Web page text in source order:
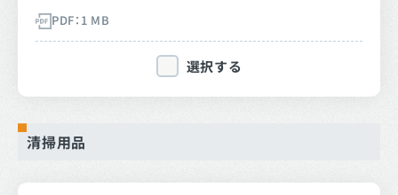
PDF：1 MB
選択する
清掃用品